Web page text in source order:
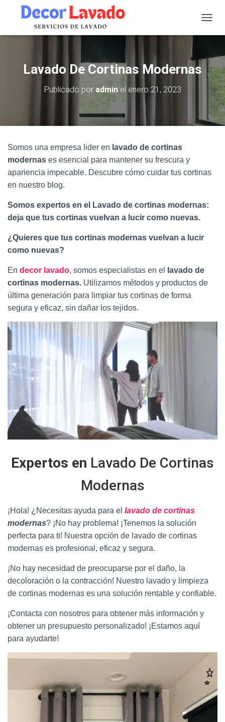
A
A
D
O
C
Lavado De Cortinas Modernas
Publicado poradminel enero 21, 2023
Somos una empresa lider en lavado de cortinas
modernas es esencial para mantener su frescura y
apariencia impecable. Descubre cómo cuidar tus cortinas
en nuestro blog.
Somos expertos en el Lavado de cortinas modernas:
deja que tus cortinas vuelvan a lucir como nuevas.
¿Quieres que tus cortinas modernas vuelvan a lucir
como nuevas?
En decor lavado, somos especialistas en el
lavado de
cortinas modernas. Utilizamos métodos y productos de
última generación para limpiar tus cortinas de forma
segura y eficaz, sin dañar los tejidos.
Expertos en Lavado De Cortinas
Modernas
¡Hola! ¿Necesitas ayuda para el lavado de cortinas
modernas? ¡No hay problema! ¡Tenemos la solución
perfecta para ti! Nuestra opción de lavado de cortinas
modernas es profesional, eficaz y segura.
¡No hay necesidad de preocuparse por el daño, la
decoloración o la contracción! Nuestro lavado y limpieza
de cortinas modernas es una solución rentable y confiable.
¡Contacta con nosotros para obtener más información y
obtener un presupuesto personalizado! ¡Estamos aquí
para ayudarte!